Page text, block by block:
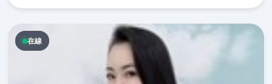
在線